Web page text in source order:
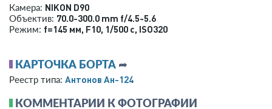
Камера: NIKON D90
Объектив: 70.0-300.0 mm f/4.5-5.6
Режим: f=145 мм, F10, 1/500 с, ISO320
КАРТОЧКА БОРТА ➦
Реестр типа: Антонов Ан-124
КОММЕНТАРИИ К ФОТОГРАФИИ